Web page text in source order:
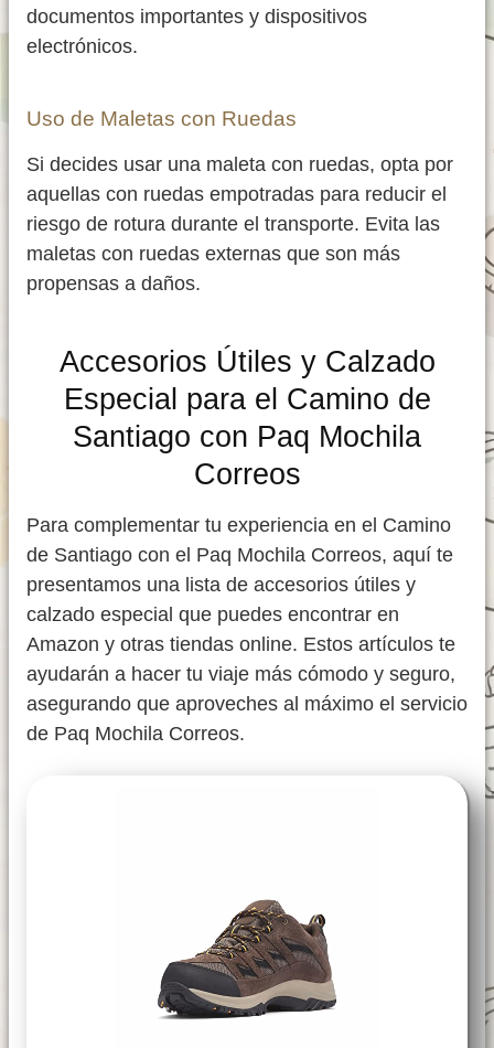
documentos importantes y dispositivos
electrónicos.
Uso de Maletas con Ruedas
Si decides usar una maleta con ruedas, opta por
aquellas con ruedas empotradas para reducir el
riesgo de rotura durante el transporte. Evita las
maletas con ruedas externas que son más
propensas a daños.
Accesorios Útiles y Calzado
Especial para el Camino de
Santiago con Paq Mochila
Correos
Para complementar tu experiencia en el Camino
de Santiago con el Paq Mochila Correos, aquí te
presentamos una lista de accesorios útiles y
calzado especial que puedes encontrar en
Amazon y otras tiendas online. Estos artículos te
ayudarán a hacer tu viaje más cómodo y seguro,
asegurando que aproveches al máximo el servicio
de Paq Mochila Correos.